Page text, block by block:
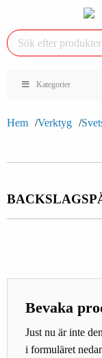
Kategorier
Hem Verktyg
Bevaka
Just nu är inte
i formuläret